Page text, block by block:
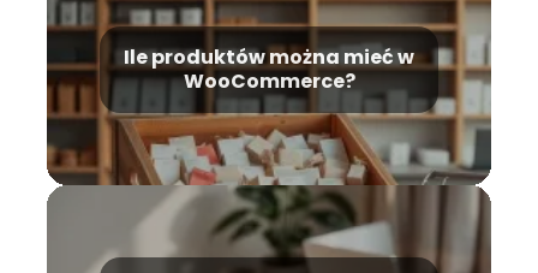
Ile produktów można mieć w
WooCommerce?